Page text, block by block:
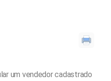
um vendedor cadastrado